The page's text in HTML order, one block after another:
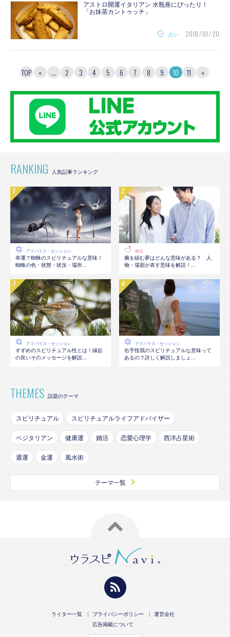
アストロ開運イタリアン 水瓶座にぴったり！
「お抹茶カントゥッチ」
占い 2018 / 01 / 20
TOP « ... 2 3 4 5 6 7 8 9 10 11 »
RANKING
アドバイス・セッション
幸運？蜘蛛のスピリチュアルな意味！
蜘蛛の色・状態・状況・場所...
婚活
腕を組む夢はどんな意味がある？ 人
物・場面が表す意味を解説！...
アドバイス・セッション
すずめのスピリチュアル性とは！縁起
の良いそのメッセージを解説...
アドバイス・セッション
右手怪我のスピリチュアルな意味って
あるの？詳しく解説しましょ...
THEMES 話題のテーマ
スピリチュアル スピリチュアルライフアドバイザー
ベジタリアン 健康運 婚活 恋愛心理学 西洋占星術
週運 金運 風水術
テーマ一覧
ライター一覧 プライバシーポリシー
運営会社
広告掲載について